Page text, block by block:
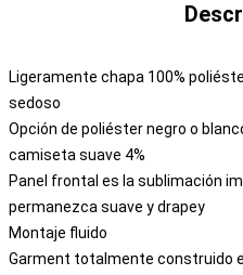
Ligeramente chapa 100%
sedoso
Opción de poliéster negro o
camiseta suave 4%
Panel frontal es la sublimación
permanezca suave y drapey
Montaje fluido
Garment totalmente construido e